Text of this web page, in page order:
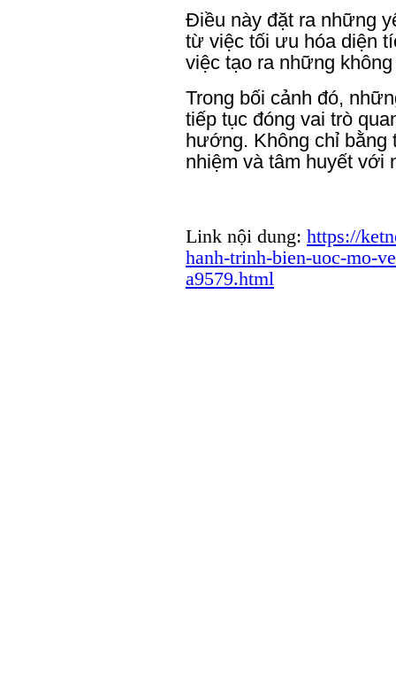
Điều này đặt ra những
từ việc tối ưu hóa diện
việc tạo ra những
Trong bối cảnh đó,
tiếp tục đóng vai trò
hướng. Không chỉ bằng
nhiệm và tâm huyết với
Link nội dung: https://
hanh-trinh-bien-uoc-mo-
a9579.html